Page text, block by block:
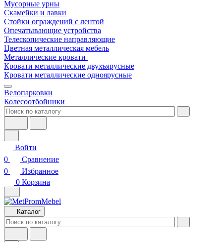
Мусорные урны
Скамейки и лавки
Стойки ограждений с лентой
Опечатывающие устройства
Телескопические направляющие
Цветная металлическая мебель
Металлические кровати
Кровати металлические двухъярусные
Кровати металлические одноярусные
Велопарковки
Колесоотбойники
Войти
0
Сравнение
0
Избранное
0 Корзина
Каталог